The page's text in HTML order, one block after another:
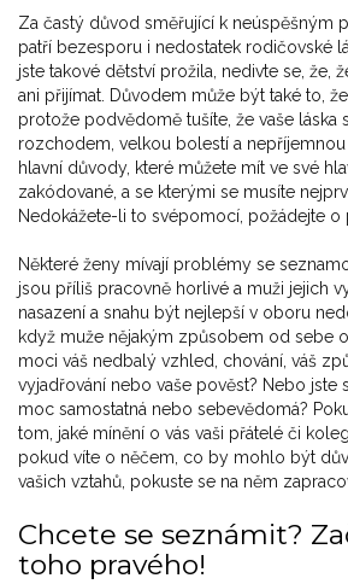
Za častý důvod směřující k neúspěšným
patří bezesporu i nedostatek rodičovské
jste takové dětství prožila, nedivte se, že,
ani přijímat. Důvodem může být také to,
protože podvědomě tušíte, že vaše láska
rozchodem, velkou bolestí a nepříjemnou
hlavní důvody, které můžete mít ve své
zakódované, a se kterými se musíte
Nedokážete-li to svépomocí, požádejte
Některé ženy mívají problémy se
jsou příliš pracovně horlivé a muži jejich
nasazení a snahu být nejlepší v oboru
když muže nějakým způsobem od sebe
moci váš nedbalý vzhled, chování, váš
vyjadřování nebo vaše pověst? Nebo jste
moc samostatná nebo sebevědomá?
tom, jaké mínění o vás vaši přátelé či
pokud víte o něčem, co by mohlo být
vašich vztahů, pokuste se na něm
Chcete se seznámit?
toho pravého!